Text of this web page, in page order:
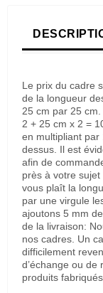
Le prix du cadre
de la longueur
25 cm par 25
2 + 25 cm x 2 =
en multipliant par
dessus. Il est
afin de
près à votre
vous plaît la
par une virgule
ajoutons 5 mm
de la livraison:
nos cadres. Un
difficilement
d’échange ou de
produits